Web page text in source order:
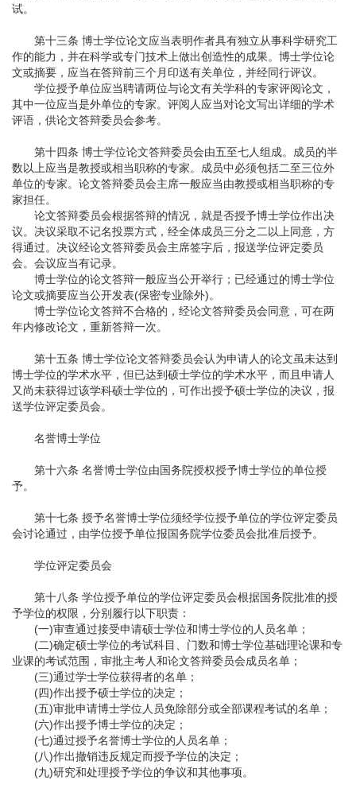
试。
第十三条 博士学位论文应当表明作者具有独立从事科学研究工
作的能力，并在科学或专门技术上做出创造性的成果。博士学位论
文或摘要，应当在答辩前三个月印送有关单位，并经同行评议。
学位授予单位应当聘请两位与论文有关学科的专家评阅论文，
其中一位应当是外单位的专家。评阅人应当对论文写出详细的学术
评语，供论文答辩委员会参考。
第十四条 博士学位论文答辩委员会由五至七人组成。成员的半
数以上应当是教授或相当职称的专家。成员中必须包括二至三位外
单位的专家。论文答辩委员会主席一般应当由教授或相当职称的专
家担任。
论文答辩委员会根据答辩的情况，就是否授予博士学位作出决
议。决议采取不记名投票方式，经全体成员三分之二以上同意，方
得通过。决议经论文答辩委员会主席签字后，报送学位评定委员
会。会议应当有记录。
博士学位的论文答辩一般应当公开举行；已经通过的博士学位
论文或摘要应当公开发表(保密专业除外)。
博士学位论文答辩不合格的，经论文答辩委员会同意，可在两
年内修改论文，重新答辩一次。
第十五条 博士学位论文答辩委员会认为申请人的论文虽未达到
博士学位的学术水平，但已达到硕士学位的学术水平，而且申请人
又尚未获得过该学科硕士学位的，可作出授予硕士学位的决议，报
送学位评定委员会。
名誉博士学位
第十六条 名誉博士学位由国务院授权授予博士学位的单位授
予。
第十七条 授予名誉博士学位须经学位授予单位的学位评定委员
会讨论通过，由学位授予单位报国务院学位委员会批准后授予。
学位评定委员会
第十八条 学位授予单位的学位评定委员会根据国务院批准的授
予学位的权限，分别履行以下职责：
(一)审查通过接受申请硕士学位和博士学位的人员名单；
(二)确定硕士学位的考试科目、门数和博士学位基础理论课和专
业课的考试范围，审批主考人和论文答辩委员会成员名单；
(三)通过学士学位获得者的名单；
(四)作出授予硕士学位的决定；
(五)审批申请博士学位人员免除部分或全部课程考试的名单；
(六)作出授予博士学位的决定；
(七)通过授予名誉博士学位的人员名单；
(八)作出撤销违反规定而授予学位的决定；
(九)研究和处理授予学位的争议和其他事项。